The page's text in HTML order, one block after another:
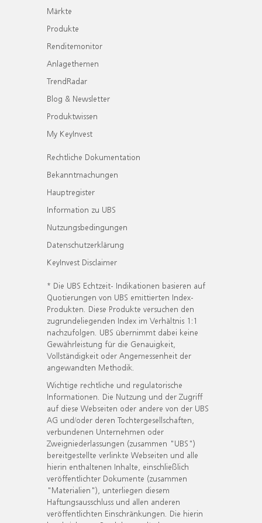
Märkte
Produkte
Renditemonitor
Anlagethemen
TrendRadar
Blog & Newsletter
Produktwissen
My KeyInvest
Rechtliche Dokumentation
Bekanntmachungen
Hauptregister
Information zu UBS
Nutzungsbedingungen
Datenschutzerklärung
KeyInvest Disclaimer
* Die UBS Echtzeit- Indikationen basieren auf
Quotierungen von UBS emittierten Index-
Produkten. Diese Produkte versuchen den
zugrundeliegenden Index im Verhältnis 1:1
nachzufolgen. UBS übernimmt dabei keine
Gewährleistung für die Genauigkeit,
Vollständigkeit oder Angemessenheit der
angewandten Methodik.
Wichtige rechtliche und regulatorische
Informationen. Die Nutzung und der Zugriff
auf diese Webseiten oder andere von der UBS
AG und/oder deren Tochtergesellschaften,
verbundenen Unternehmen oder
Zweigniederlassungen (zusammen "UBS")
bereitgestellte verlinkte Webseiten und alle
hierin enthaltenen Inhalte, einschließlich
veröffentlichter Dokumente (zusammen
"Materialien"), unterliegen diesem
Haftungsausschluss und allen anderen
veröffentlichten Einschränkungen. Die hierin